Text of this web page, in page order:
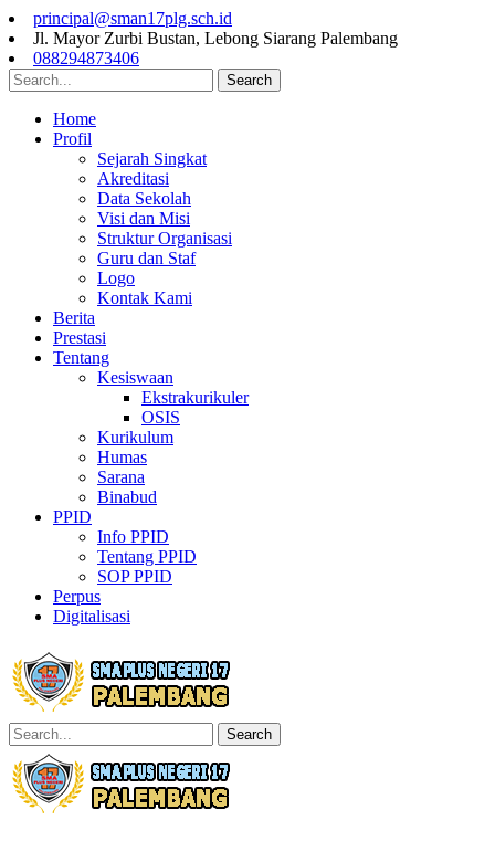
principal@sman17plg.sch.id
Jl. Mayor Zurbi Bustan, Lebong Siarang Palembang
088294873406
Search
Home
Profil
Sejarah Singkat
Akreditasi
Data Sekolah
Visi dan Misi
Struktur Organisasi
Guru dan Staf
Logo
Kontak Kami
Berita
Prestasi
Tentang
Kesiswaan
Ekstrakurikuler
OSIS
Kurikulum
Humas
Sarana
Binabud
PPID
Info PPID
Tentang PPID
SOP PPID
Perpus
Digitalisasi
Search